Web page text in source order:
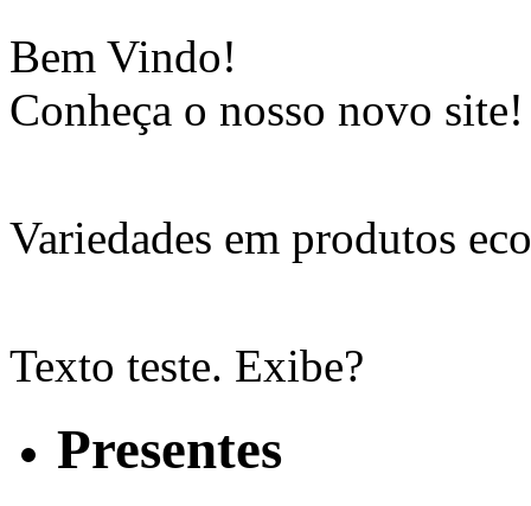
Bem Vindo!
Conheça o nosso novo site!
Variedades em produtos
Texto teste. Exibe?
Presentes